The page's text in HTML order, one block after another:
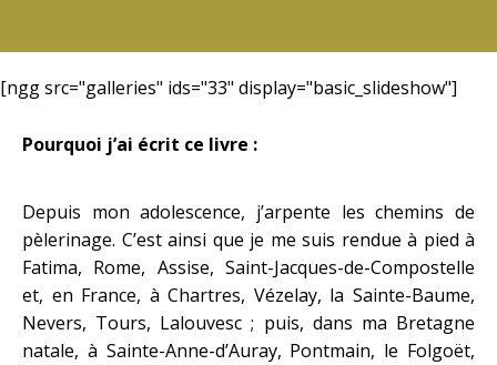
[ngg src="galleries" ids="33" display="basic_slideshow"]
Pourquoi j’ai écrit ce livre :
Depuis mon adolescence, j’arpente les chemins de
pèlerinage. C’est ainsi que je me suis rendue à pied à
Fatima, Rome, Assise, Saint-Jacques-de-Compostelle
et, en France, à Chartres, Vézelay, la Sainte-Baume,
Nevers, Tours, Lalouvesc ; puis, dans ma Bretagne
natale, à Sainte-Anne-d’Auray, Pontmain, le Folgoët,